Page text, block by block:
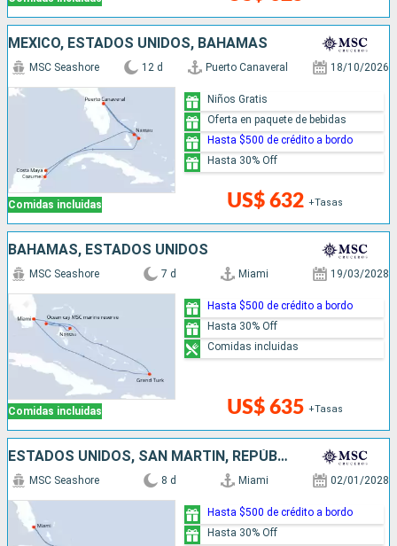
MÉXICO, ESTADOS UNIDOS, BAHAMAS
Comidas incluidas
MSC Seashore 12 d Puerto Canaveral 18/10/2026
US$ 632 +Tasas
Niños Gratis
Oferta en paquete de bebidas
Hasta $500 de crédito a bordo
Hasta 30% Off
BAHAMAS, ESTADOS UNIDOS
Comidas incluidas
MSC Seashore 7 d Miami 19/03/2028
US$ 635 +Tasas
Hasta $500 de crédito a bordo
Hasta 30% Off
Comidas incluidas
ESTADOS UNIDOS, SAN MARTÍN, REPÚBLICA DOMINICANA
MSC Seashore 8 d Miami 02/01/2028
Hasta $500 de crédito a bordo
Hasta 30% Off